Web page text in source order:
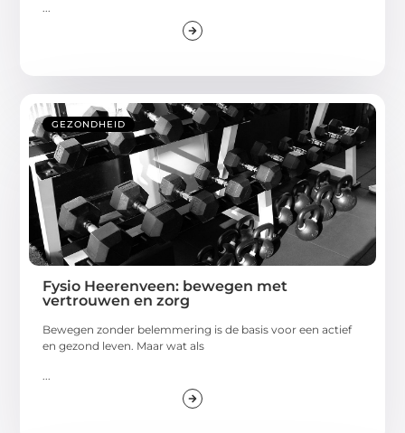
...
GEZONDHEID
Fysio Heerenveen: bewegen met
vertrouwen en zorg
Bewegen zonder belemmering is de basis voor een actief
en gezond leven. Maar wat als